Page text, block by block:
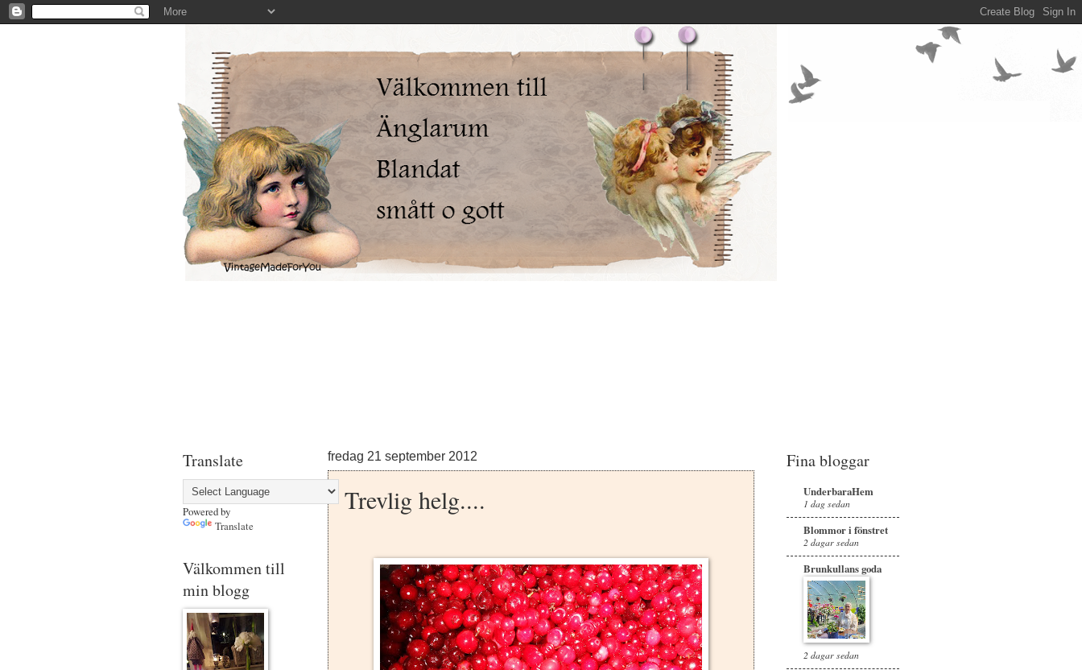
fredag 21 september 2012
Trevlig helg....
Translate
Powered by
Translate
Välkommen till
min blogg
Fina bloggar
UnderbaraHem
1 dag sedan
Blommor i fönstret
2 dagar sedan
Brunkullans goda
2 dagar sedan